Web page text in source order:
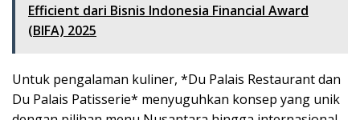
Efficient dari Bisnis Indonesia Financial Award
(BIFA) 2025
Untuk pengalaman kuliner, *Du Palais Restaurant dan
Du Palais Patisserie* menyuguhkan konsep yang unik